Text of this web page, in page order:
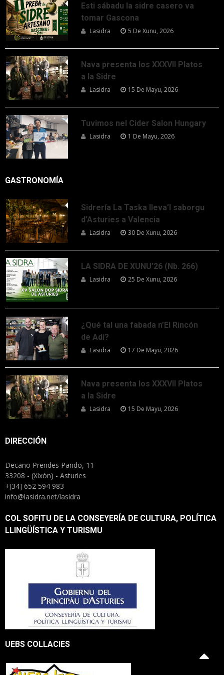
Esti sábadu la sidre casero va
tomar Gascona
Lasidra 5 De Xunu, 2026
Nava presenta los XXXVII Platos
a la Sidre
Lasidra 15 De Mayu, 2026
Tuvimos nel Cider Salon Hungary
Lasidra 1 De Mayu, 2026
GASTRONOMÍA
Sidrería La Taska lleva’l saborgu
d’Asturies a Valencia
Lasidra 30 De Xunu, 2026
LA SIDRA DE XUNU’26 (Nb. 266)
Lasidra 25 De Xunu, 2026
¿Qué tal una fabada n’El Rincón
de Adi?
Lasidra 17 De Mayu, 2026
Nava presenta los XXXVII Platos
a la Sidre
Lasidra 15 De Mayu, 2026
DIRECCIÓN
Decano Prendes Pando, 11
33208 - (Xixón) - Asturies
+[34] 652 594 983
info@lasidra.net/lasidra
COL SOFITU DE LA CONSEYERÍA DE CULTURA, POLÍTICA
LLINGÜÍSTICA Y TURISMU
UEBS COLLACIES